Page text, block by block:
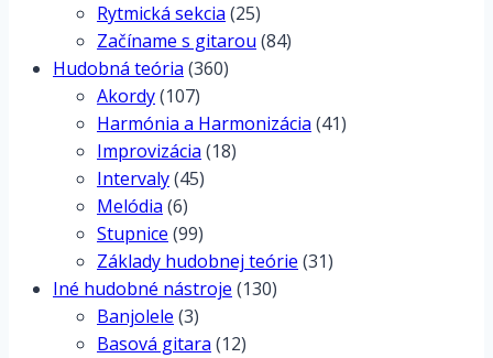
Rytmická sekcia (25)
Začíname s gitarou (84)
Hudobná teória (360)
Akordy(107)
Harmónia a Harmonizácia (41)
Improvizácia (18)
Intervaly(45)
Melódia (6)
Stupnice (99)
Základy hudobnej teórie (31)
Iné hudobné nástroje (130)
Banjolele (3)
Basová gitara (12)